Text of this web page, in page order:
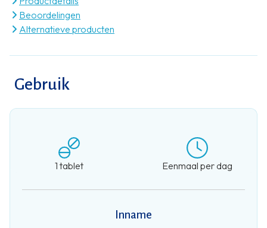
Beoordelingen
Alternatieve producten
Gebruik
1 tablet Eenmaal per dag
Inname